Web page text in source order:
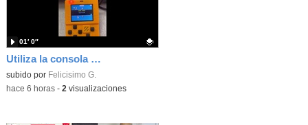
Utiliza la consola Meowbit de KIttenbot para jugar con tus programas MakeCode Arcade
Contenido educativo.
subido por Felicisimo G.
01′ 0″
-hace 6 horas- 2 visualizaciones